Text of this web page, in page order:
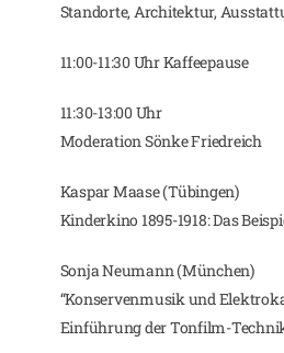
Standorte, Architektur,
11:00-11:30 Uhr Kaffeepause
11:30-13:00 Uhr
Moderation Sönke Friedreich
Kaspar Maase (Tübingen)
Kinderkino 1895-1918: Das
Sonja Neumann (München)
“Konservenmusik und
Einführung der Tonfilm-